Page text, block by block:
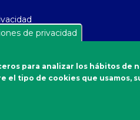
de privacidad
para analizar los hábitos de
tipo de cookies que usamos,